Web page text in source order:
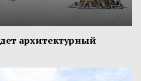
архитектурный